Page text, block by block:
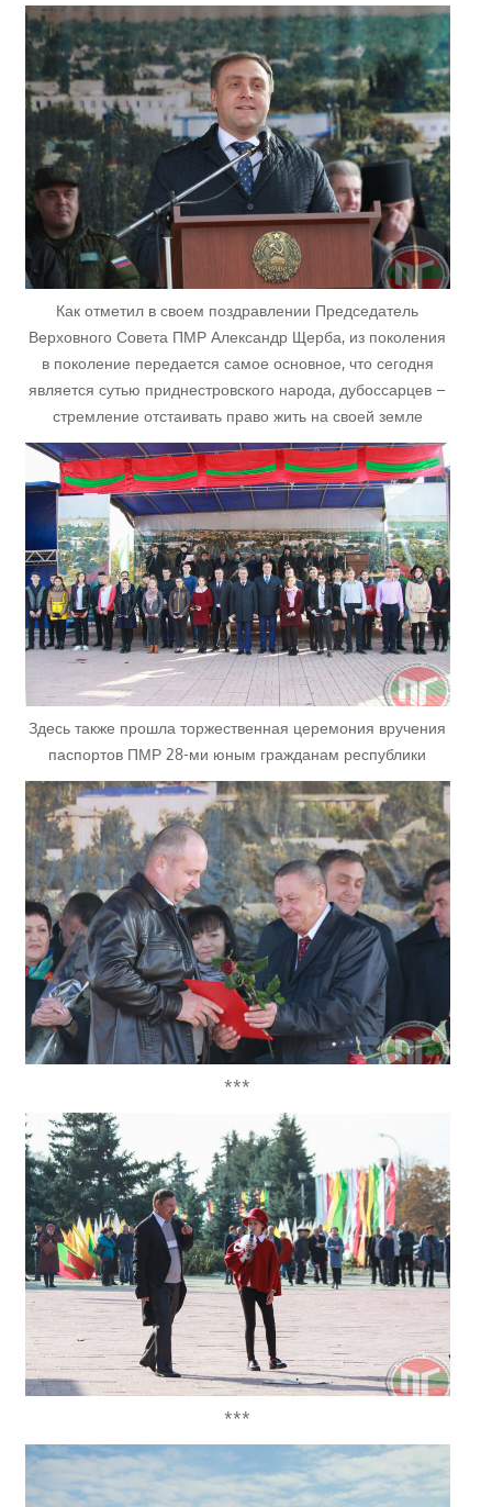
Как отметил в своем поздравлении Председатель
Верховного Совета ПМР Александр Щерба, из поколения
в поколение передается самое основное, что сегодня
является сутью приднестровского народа, дубоссарцев –
стремление отстаивать право жить на своей земле
Здесь также прошла торжественная церемония вручения
паспортов ПМР 28-ми юным гражданам республики
***
***